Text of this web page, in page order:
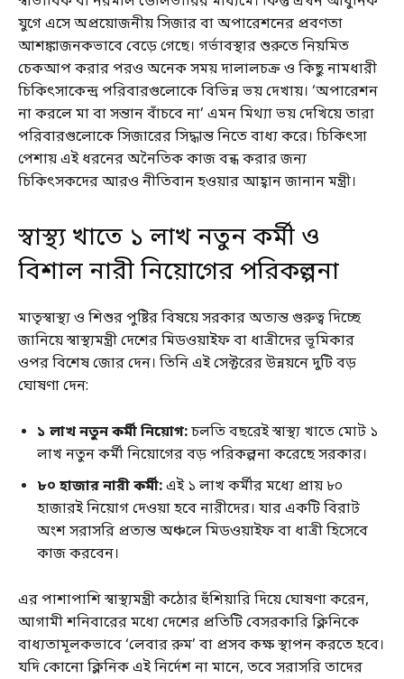
যুগে এসে অপ্রয়োজনীয় সিজার বা অপারেশনের প্রবণতা
আশঙ্কাজনকভাবে বেড়ে গেছে। গর্ভাবস্থার শুরুতে নিয়মিত
চেকআপ করার পরও অনেক সময় দালালচক্র ও কিছু নামধারী
চিকিৎসাকেন্দ্র পরিবারগুলোকে বিভিন্ন ভয় দেখায়। ‘অপারেশন
না করলে মা বা সন্তান বাঁচবে না’ এমন মিথ্যা ভয় দেখিয়ে তারা
পরিবারগুলোকে সিজারের সিদ্ধান্ত নিতে বাধ্য করে। চিকিৎসা
পেশায় এই ধরনের অনৈতিক কাজ বন্ধ করার জন্য
চিকিৎসকদের আরও নীতিবান হওয়ার আহ্বান জানান মন্ত্রী।
স্বাস্থ্য খাতে ১ লাখ নতুন কর্মী ও
বিশাল নারী নিয়োগের পরিকল্পনা
মাতৃস্বাস্থ্য ও শিশুর পুষ্টির বিষয়ে সরকার অত্যন্ত গুরুত্ব দিচ্ছে
জানিয়ে স্বাস্থ্যমন্ত্রী দেশের মিডওয়াইফ বা ধাত্রীদের ভূমিকার
ওপর বিশেষ জোর দেন। তিনি এই সেক্টরের উন্নয়নে দুটি বড়
ঘোষণা দেন:
১ লাখ নতুন কর্মী নিয়োগ:চলতি বছরেই স্বাস্থ্য খাতে মোট ১
লাখ নতুন কর্মী নিয়োগের বড় পরিকল্পনা করেছে সরকার।
৮০ হাজার নারী কর্মী:এই ১ লাখ কর্মীর মধ্যে প্রায় ৮০
হাজারই নিয়োগ দেওয়া হবে নারীদের। যার একটি বিরাট
অংশ সরাসরি প্রত্যন্ত অঞ্চলে মিডওয়াইফ বা ধাত্রী হিসেবে
কাজ করবেন।
এর পাশাপাশি স্বাস্থ্যমন্ত্রী কঠোর হুঁশিয়ারি দিয়ে ঘোষণা করেন,
আগামী শনিবারের মধ্যে দেশের প্রতিটি বেসরকারি ক্লিনিকে
বাধ্যতামূলকভাবে ‘লেবার রুম’ বা প্রসব কক্ষ স্থাপন করতে হবে।
যদি কোনো ক্লিনিক এই নির্দেশ না মানে, তবে সরাসরি তাদের